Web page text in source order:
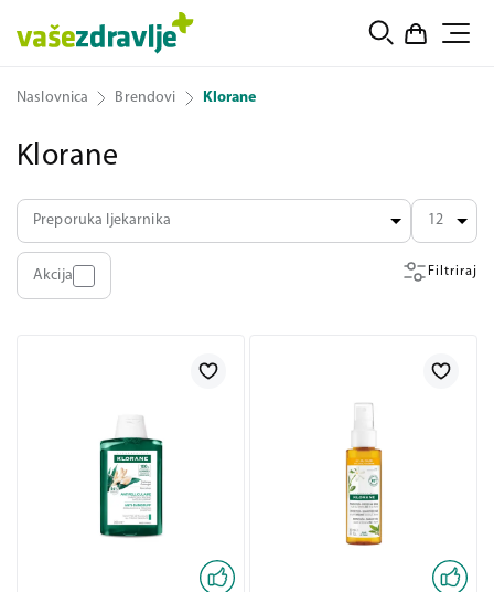
Naslovnica Brendovi Klorane
Klorane
Filtriraj
Akcija
Preporuka ljekarnika 12